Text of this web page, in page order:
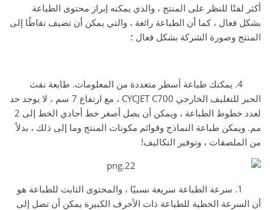
أكثر لفتًا للنظر على المنتج ، والذي يمكنه إبراز محتوى الطباعة
بشكل فعال ، كما أن الطباعة رائعة ، والتي يمكن أن تضيف نقاطًا إلى
المنتج وصورة الشركة بشكل فعال ؛
4. يمكنك طباعة أسطر متعددة من المعلومات. طابعة نفث
الحبر للتغليف الخارجي CYCJET C700 ، مع ارتفاع 7 سم ، لا يوجد حد
لعدد خطوط الطباعة ، ويمكن أن يصل أصغر خط أحادي الخط إلى 2
مم. ويمكن طباعة النماذج وقوائم مكونات المنتج وما إلى ذلك ، بدلاً
من الملصقات ، وتوفير التكاليف!
1. سرعة الطباعة سريعة نسبيًا ، والمحتوى الثابت للطباعة هو
أن السرعة الخطية للطباعة ذات الأحرف الكبيرة يمكن أن تصل إلى